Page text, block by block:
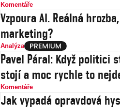
Komentáře
Vzpoura AI. Reálná
marketing?
Analýza
Pavel Páral: Když politici
stojí a moc rychle to
Komentáře
Jak vypadá opravdová hysterie?